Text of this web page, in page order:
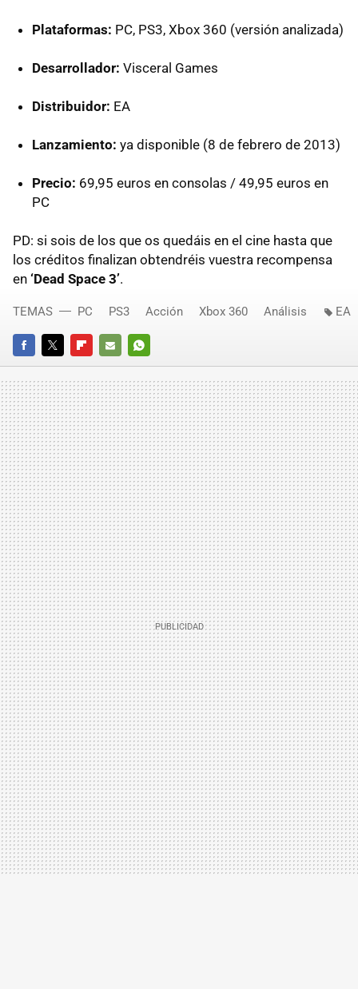
Plataformas: PC, PS3, Xbox 360 (versión analizada)
Desarrollador: Visceral Games
Distribuidor: EA
Lanzamiento: ya disponible (8 de febrero de 2013)
Precio: 69,95 euros en consolas / 49,95 euros en
PC
PD: si sois de los que os quedáis en el cine hasta que
los créditos finalizan obtendréis vuestra recompensa
en ‘Dead Space 3’.
FACEBOOKTWITTERFLIPBOARD
E-
MAIL
WHATSAPP
TEMAS PC PS3 Acción Xbox 360 Análisis EA